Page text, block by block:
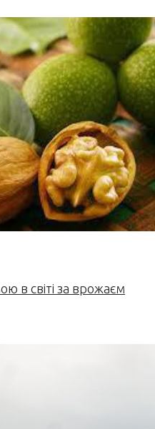
в світі за врожаєм